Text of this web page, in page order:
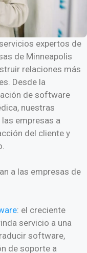
expertos de
de Minneapolis
relaciones más
Desde la
de software
nuestras
empresas a
del cliente y
a las empresas de
: el creciente
servicio a una
software,
de soporte a